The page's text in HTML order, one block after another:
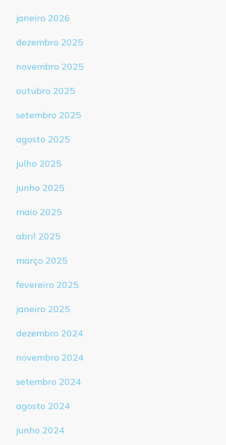
janeiro 2026
dezembro 2025
novembro 2025
outubro 2025
setembro 2025
agosto 2025
julho 2025
junho 2025
maio 2025
abril 2025
março 2025
fevereiro 2025
janeiro 2025
dezembro 2024
novembro 2024
setembro 2024
agosto 2024
junho 2024